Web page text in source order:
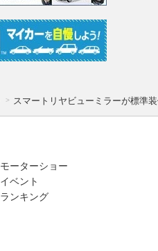
スマートリヤビューミラーが標準
モーターショー
イベント
ランキング